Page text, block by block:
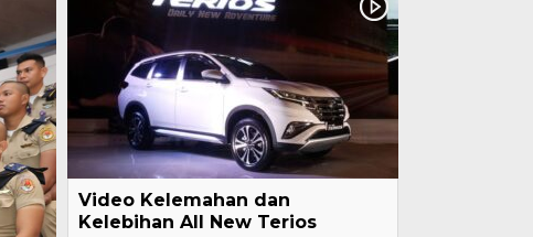
Video Kelemahan dan
Kelebihan All New Terios